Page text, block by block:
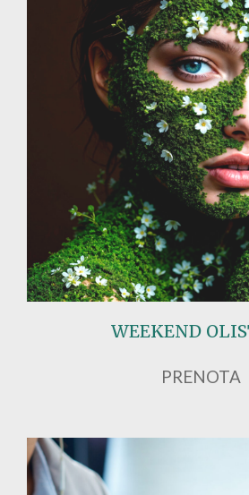
WEEKEND
PRENOTA